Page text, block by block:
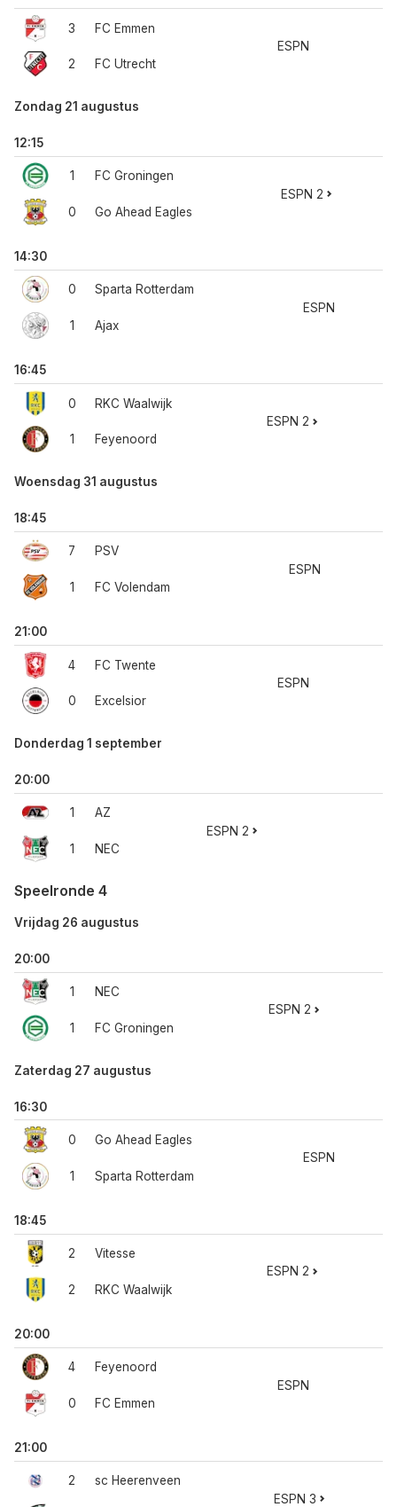
3
2
FC Emmen
FC Utrecht
ESPN
Zondag 21 augustus
12:15
1
0
FC Groningen
Go Ahead Eagles
ESPN 2
14:30
0
1
Sparta Rotterdam
Ajax
ESPN
16:45
0
1
RKC Waalwijk
Feyenoord
ESPN 2
Woensdag 31 augustus
18:45
7
1
PSV
FC Volendam
ESPN
21:00
4
0
FC Twente
Excelsior
ESPN
Donderdag 1 september
20:00
1
1
AZ
NEC
ESPN 2
Speelronde 4
Vrijdag 26 augustus
20:00
1
1
NEC
FC Groningen
ESPN 2
Zaterdag 27 augustus
16:30
0
1
Go Ahead Eagles
Sparta Rotterdam
ESPN
18:45
2
2
Vitesse
RKC Waalwijk
ESPN 2
20:00
4
0
Feyenoord
FC Emmen
ESPN
21:00
2 sc Heerenveen
ESPN 3